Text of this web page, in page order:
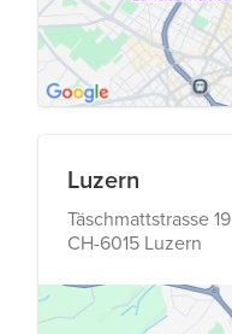
Luzern
Täschmattstrasse 19
CH-6015 Luzern